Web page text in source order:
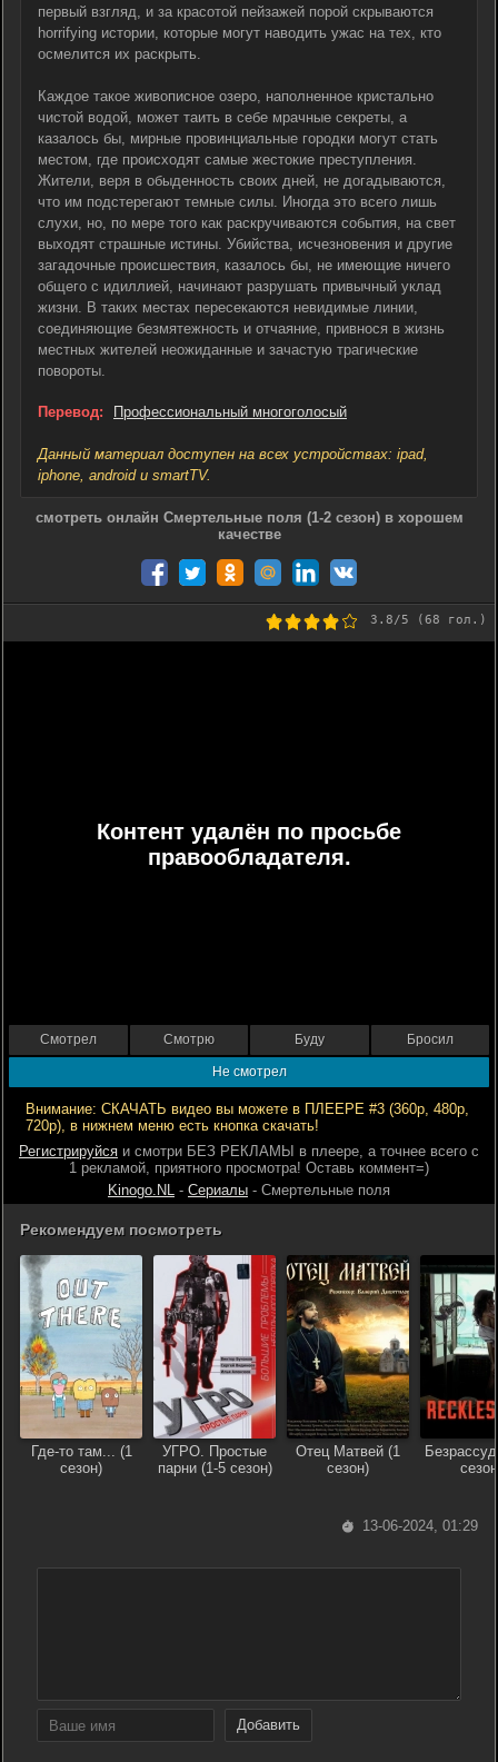
первый взгляд, и за красотой пейзажей порой скрываются
horrifying истории, которые могут наводить ужас на тех, кто
осмелится их раскрыть.
Каждое такое живописное озеро, наполненное кристально
чистой водой, может таить в себе мрачные секреты, а
казалось бы, мирные провинциальные городки могут стать
местом, где происходят самые жестокие преступления.
Жители, веря в обыденность своих дней, не догадываются,
что им подстерегают темные силы. Иногда это всего лишь
слухи, но, по мере того как раскручиваются события, на свет
выходят страшные истины. Убийства, исчезновения и другие
загадочные происшествия, казалось бы, не имеющие ничего
общего с идиллией, начинают разрушать привычный уклад
жизни. В таких местах пересекаются невидимые линии,
соединяющие безмятежность и отчаяние, привнося в жизнь
местных жителей неожиданные и зачастую трагические
повороты.
Перевод: Профессиональный многоголосый
Данный материал доступен на всех устройствах: ipad,
iphone, android и smartTV.
смотреть онлайн Смертельные поля (1-2 сезон) в хорошем
качестве
3.8/5 (68 гол.)
Контент удалён по просьбе
правообладателя.
Смотрел Смотрю Буду Бросил
Не смотрел
Внимание: СКАЧАТЬ видео вы можете в ПЛЕЕРЕ #3 (360р, 480р,
720р), в нижнем меню есть кнопка скачать!
Регистрируйся и смотри БЕЗ РЕКЛАМЫ в плеере, а точнее всего с
1 рекламой, приятного просмотра! Оставь коммент=)
Kinogo.NL - Сериалы - Смертельные поля
Рекомендуем посмотреть
Где-то там... (1
сезон)
УГРО. Простые
парни (1-5 сезон)
Отец Матвей (1
сезон)
13-06-2024, 01:29
Добавить